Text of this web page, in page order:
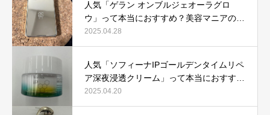
人気「ゲラン オンブルジェオーラグロ
ウ」って本当におすすめ？美容マニアの私
が実際使用して、口コミを検証！
2025.04.28
人気「ソフィーナIPゴールデンタイムリペ
ア深夜浸透クリーム」って本当におすす
め？美容マニアが実際使用して口コミを検
証！
2025.04.20